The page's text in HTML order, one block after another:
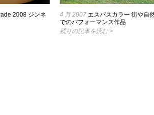
2008 ジンネ
4 月 2007 エスパスカラー 街や自
でのパフォーマンス作品
残りの記事を読む >